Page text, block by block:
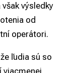
výsledky
od
operátori.
ľudia sú so